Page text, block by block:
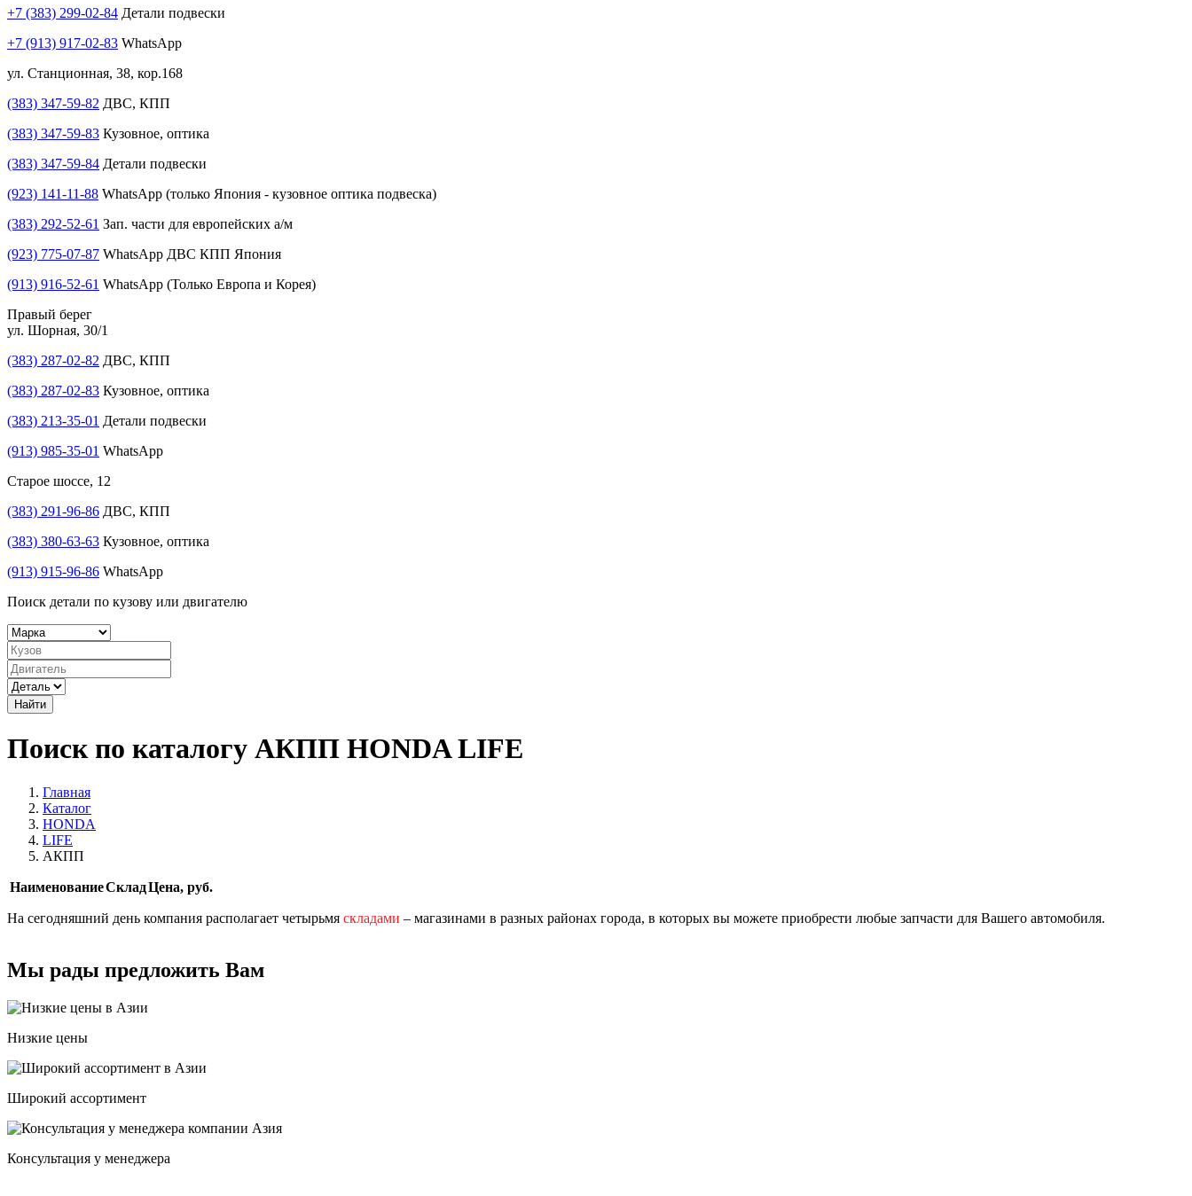
+7 (383) 299-02-84 Детали подвески
+7 (913) 917-02-83 WhatsApp
ул. Станционная, 38, кор.168
(383) 347-59-82 ДВС, КПП
(383) 347-59-83 Кузовное, оптика
(383) 347-59-84 Детали подвески
(923) 141-11-88 WhatsApp (только Япония - кузовное оптика подвеска)
(383) 292-52-61 Зап. части для европейских а/м
(923) 775-07-87 WhatsApp ДВС КПП Япония
(913) 916-52-61 WhatsApp (Только Европа и Корея)
Правый берег
ул. Шорная, 30/1
(383) 287-02-82 ДВС, КПП
(383) 287-02-83 Кузовное, оптика
(383) 213-35-01 Детали подвески
(913) 985-35-01 WhatsApp
Старое шоссе, 12
(383) 291-96-86 ДВС, КПП
(383) 380-63-63 Кузовное, оптика
(913) 915-96-86 WhatsApp
Поиск детали по кузову или двигателю
Найти
Поиск по каталогу АКПП HONDA LIFE
Главная
Каталог
HONDA
LIFE
АКПП
НаименованиеСкладЦена, руб.
На сегодняшний день компания располагает четырьмя складами – магазинами в разных районах города, в которых вы можете приобрести любые запчасти для Вашего автомобиля.
Мы рады предложить Вам
Низкие цены
Широкий ассортимент
Консультация у менеджера